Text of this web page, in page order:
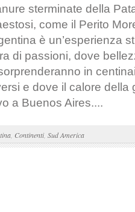
sterminate della
come il Perito
è un’esperienza
di passioni, dove
in
e dove il calore della
a Buenos Aires....
Continenti, Sud America